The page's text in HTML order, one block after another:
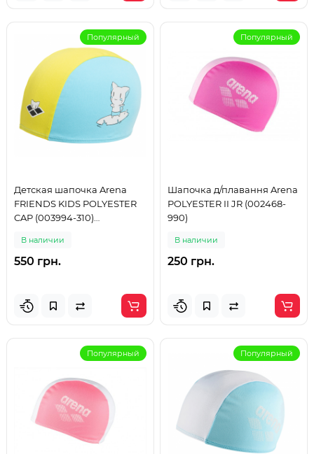
Популярный
Детская шапочка Arena
FRIENDS KIDS POLYESTER
CAP (003994-310)
летВ наличии
550 грн.
Популярный
Шапочка д/плавання Arena
POLYESTER II JR (002468-
990)
В наличии
250 грн.
Популярный Популярный